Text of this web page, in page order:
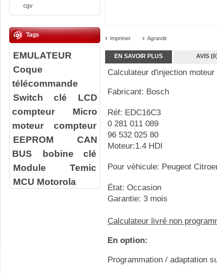
cgv
Tags
EMULATEUR
Coque
télécommande
Switch clé
LCD
compteur
Micro
moteur compteur
EEPROM
CAN
BUS
bobine clé
Module Temic
MCU Motorola
Imprimer Agrandir
EN SAVOIR PLUS AVIS
Calculateur d'injection moteur
Fabricant: Bosch
Réf: EDC16C3
0 281 011 089
96 532 025 80
Moteur:1.4 HDI
Pour véhicule: Peugeot
État: Occasion
Garantie: 3 mois
Calculateur livré non
En option:
Programmation / adaptation